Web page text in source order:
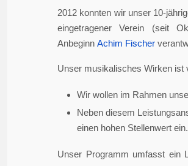
2012 konnten wir unser 10-
eingetragener Verein (seit
Anbeginn Achim Fischer
Unser musikalisches Wirken ist
Wir wollen im Rahmen
Neben diesem
einen hohen Stellenwert
Unser Programm umfasst ein